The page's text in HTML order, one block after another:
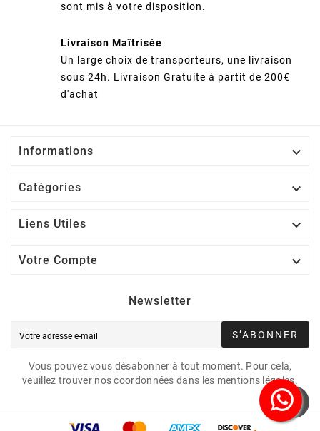
sont mis à votre disposition.
Livraison Maîtrisée
Un large choix de transporteurs, une livraison
sous 24h. Livraison Gratuite à partit de 200€
d'achat
Informations 
Catégories 
Liens Utiles 
Votre Compte 
Newsletter
S’ABONNER
Vous pouvez vous désabonner à tout moment. Pour cela,
veuillez trouver nos coordonnées dans les mentions légales.